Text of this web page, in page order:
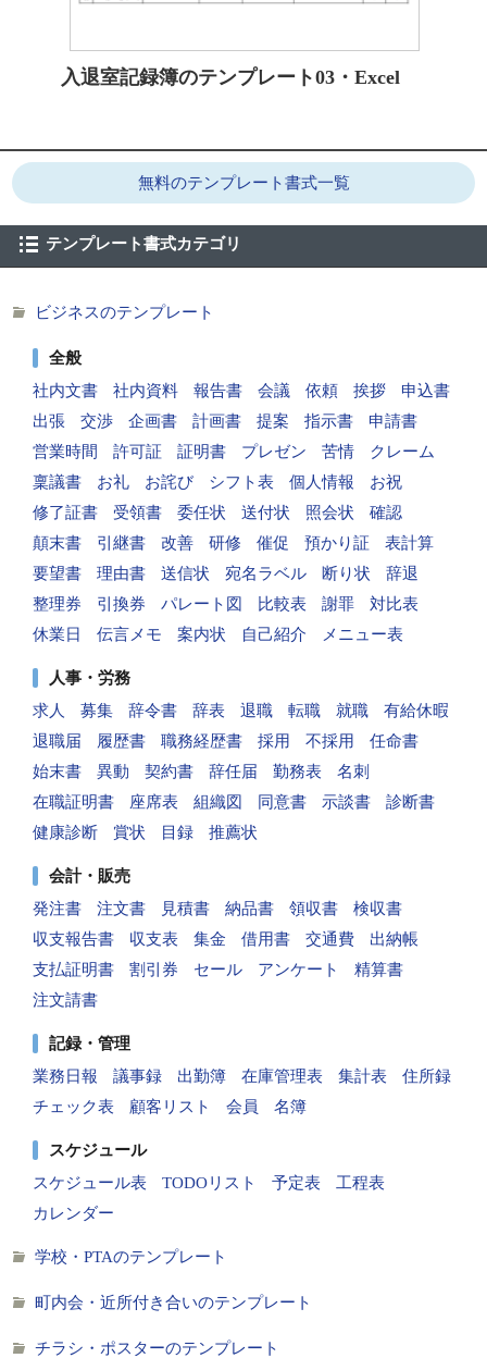
入退室記録簿のテンプレート03・Excel
無料のテンプレート書式一覧
テンプレート書式カテゴリ
ビジネスのテンプレート
全般
社内文書
社内資料 報告書 会議 依頼 挨拶
申込書
出張
交渉 企画書 計画書 提案 指示書
申請書
営業時間
許可証 証明書 プレゼン 苦情
クレーム
稟議書
お礼 お詫び シフト表 個人情報
お祝
修了証書
受領書 委任状 送付状 照会状
確認
顛末書
引継書 改善 研修 催促 預かり証
表計算
要望書
理由書 送信状 宛名ラベル 断り状
辞退
整理券
引換券 パレート図 比較表 謝罪
対比表
休業日
伝言メモ 案内状 自己紹介 メニュー表
人事・労務
求人
募集 辞令書 辞表 退職 転職 就職
有給休暇
退職届
履歴書 職務経歴書 採用 不採用
任命書
始末書
異動 契約書 辞任届 勤務表
名刺
在職証明書
座席表 組織図 同意書 示談書
診断書
健康診断
賞状 目録 推薦状
会計・販売
発注書
注文書 見積書 納品書 領収書
検収書
収支報告書
収支表 集金 借用書 交通費
出納帳
支払証明書
割引券 セール アンケート
精算書
注文請書
記録・管理
業務日報
議事録 出勤簿 在庫管理表 集計表
住所録
チェック表
顧客リスト 会員 名簿
スケジュール
スケジュール表
TODOリスト 予定表
工程表
カレンダー
学校・PTAのテンプレート
町内会・近所付き合いのテンプレート
チラシ・ポスターのテンプレート